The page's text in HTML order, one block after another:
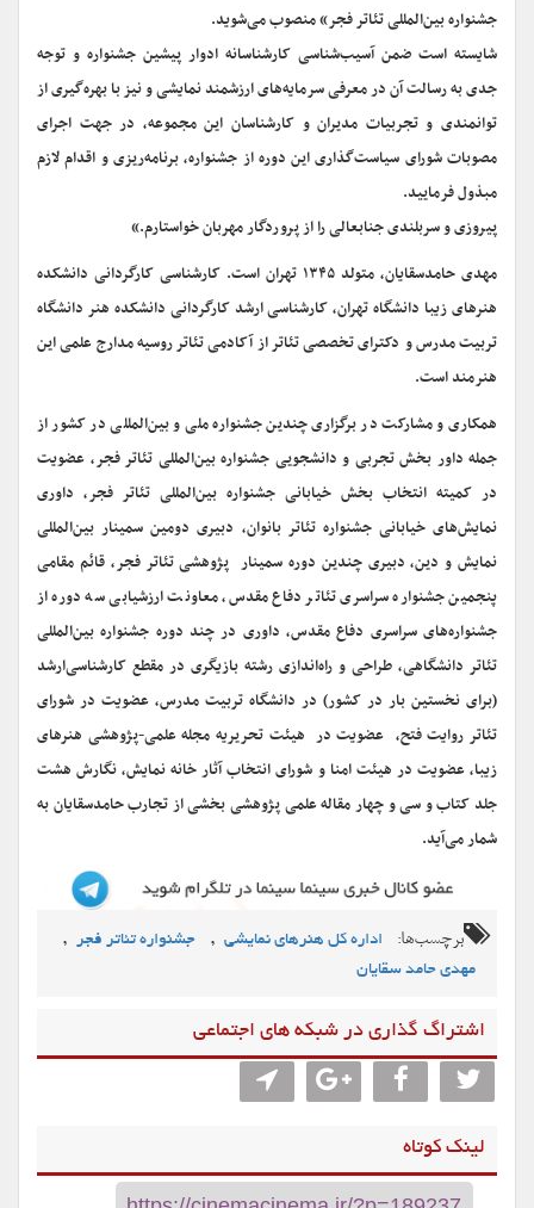
جشنواره بین‌المللی تئاتر فجر» منصوب می‌شوید.
شایسته است ضمن آسیب‌شناسی کارشناسانه ادوار پیشین جشنواره و توجه
جدی به رسالت آن در معرفی سرمایه‌های ارزشمند نمایشی و نیز با بهره‌گیری از
توانمندی و تجربیات مدیران و کارشناسان این مجموعه، در جهت اجرای
مصوبات شورای سیاست‌گذاری این دوره از جشنواره، برنامه‌ریزی و اقدام لازم
مبذول فرمایید.
پیروزی و سربلندی جنابعالی را از پروردگار مهربان خواستارم.»
مهدی حامدسقایان، متولد ۱۳۴۵ تهران است. کارشناسی کارگردانی دانشکده
هنرهای زیبا دانشگاه تهران، کارشناسی ‌ارشد کارگردانی دانشکده هنر دانشگاه
تربیت مدرس و دکترای تخصصی تئاتر از آکادمی تئاتر روسیه مدارج علمی این
هنرمند است.
همکاری و مشارکت در برگزاری چندین جشنواره ملی و بین‌المللی در کشور از
جمله داور بخش تجربی و دانشجویی جشنواره بین‌المللی تئاتر فجر، عضویت
در کمیته انتخاب بخش خیابانی جشنواره بین‌المللی تئاتر فجر، داوری
نمایش‌های خیابانی جشنواره تئاتر بانوان، دبیری دومین سمینار بین‌المللی
نمایش و دین، دبیری چندین دوره سمینار پژوهشی تئاتر فجر، قائم مقامی
پنجمین جشنواره سراسری تئاتر دفاع مقدس، معاونت ارزشیابی سه دوره از
جشنواره‌های سراسری دفاع مقدس، داوری در چند دوره جشنواره بین‌المللی
تئاتر دانشگاهی، طراحی و راه‌اندازی رشته بازیگری در مقطع کارشناسی‌ارشد
(برای نخستین بار در کشور) در دانشگاه تربیت مدرس، عضویت در شورای
تئاتر روایت فتح، عضویت در هیئت تحریریه مجله علمی-پژوهشی هنرهای
زیبا، عضویت در هیئت امنا و شورای انتخاب آثار خانه نمایش، نگارش هشت
جلد کتاب و سی و چهار مقاله علمی پژوهشی بخشی از تجارب حامدسقایان به
شمار می‌آید.
برچسب‌ها: اداره کل هنرهای نمایشی , جشنواره تئاتر فجر ,
مهدی حامد سقایان
اشتراگ گذاری در شبکه های اجتماعی
لینک کوتاه